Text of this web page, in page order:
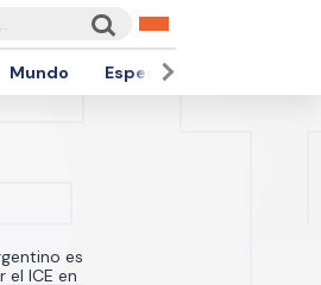
Mundo Espectáculos
es
ICE en